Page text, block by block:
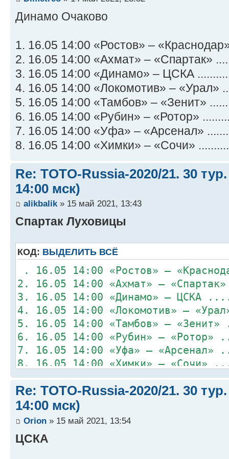
Динамо Очаково
1. 16.05 14:00 «Ростов» –
2. 16.05 14:00 «Ахмат» – «Спартак»
3. 16.05 14:00 «Динамо» – ЦСКА
4. 16.05 14:00 «Локомотив» – «Урал»
5. 16.05 14:00 «Тамбов» – «Зенит»
6. 16.05 14:00 «Рубин» – «Ротор»
7. 16.05 14:00 «Уфа» – «Арсенал»
8. 16.05 14:00 «Химки» – «Сочи»
Re: TOTO-Russia-2020/21. 30
14:00 мск)
alikbalik» 15 май 2021, 13:43
Спартак Луховицы
КОД: ВЫДЕЛИТЬ ВСЁ
. 16.05 14:00 «Ростов» –
2. 16.05 14:00 «Ахмат» –
3. 16.05 14:00 «Динамо» –
4. 16.05 14:00 «Локомотив» –
5. 16.05 14:00 «Тамбов» –
6. 16.05 14:00 «Рубин» –
7. 16.05 14:00 «Уфа» –
8. 16.05 14:00 «Химки» –
Re: TOTO-Russia-2020/21. 30
14:00 мск)
Orion » 15 май 2021, 13:54
ЦСКА